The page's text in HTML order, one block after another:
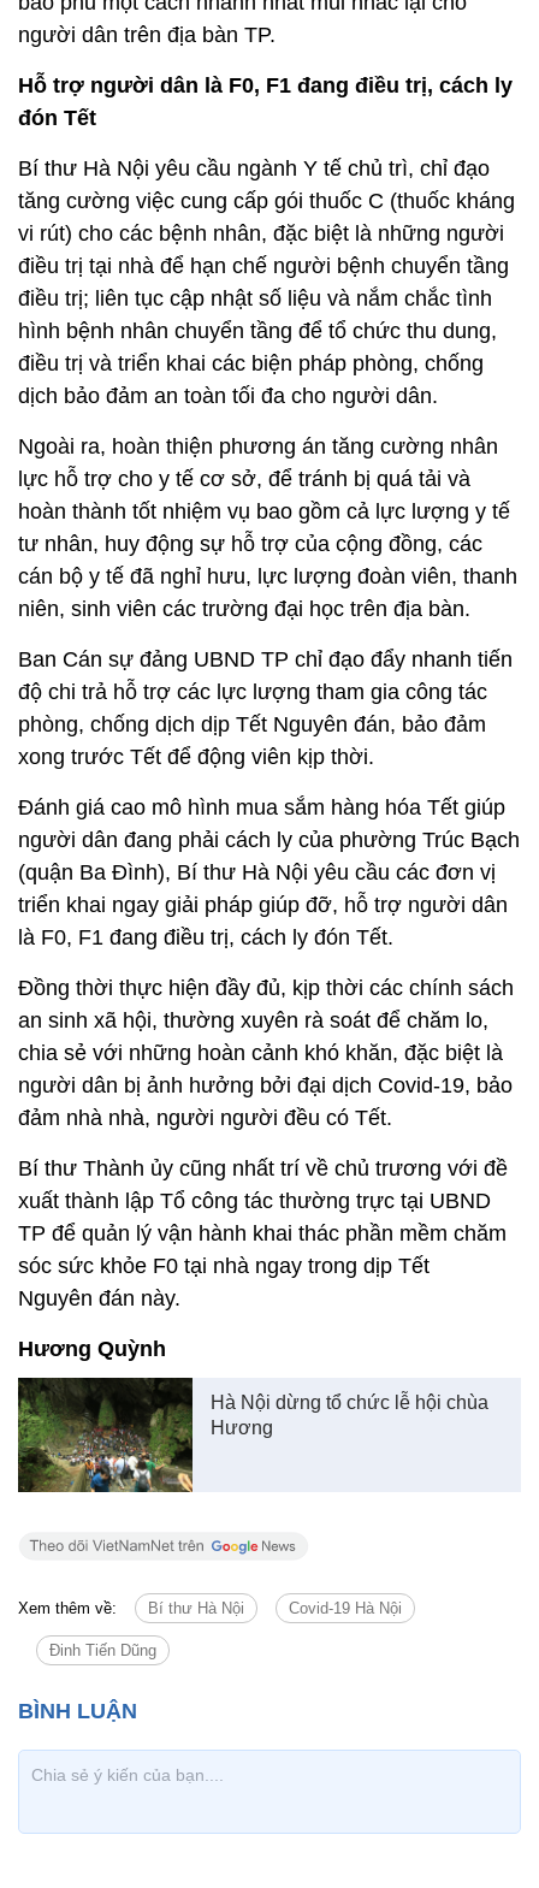
người dân trên địa bàn TP.
Hỗ trợ người dân là F0, F1 đang điều trị, cách ly
đón Tết
Bí thư Hà Nội yêu cầu ngành Y tế chủ trì, chỉ đạo
tăng cường việc cung cấp gói thuốc C (thuốc kháng
vi rút) cho các bệnh nhân, đặc biệt là những người
điều trị tại nhà để hạn chế người bệnh chuyển tầng
điều trị; liên tục cập nhật số liệu và nắm chắc tình
hình bệnh nhân chuyển tầng để tổ chức thu dung,
điều trị và triển khai các biện pháp phòng, chống
dịch bảo đảm an toàn tối đa cho người dân.
Ngoài ra, hoàn thiện phương án tăng cường nhân
lực hỗ trợ cho y tế cơ sở, để tránh bị quá tải và
hoàn thành tốt nhiệm vụ bao gồm cả lực lượng y tế
tư nhân, huy động sự hỗ trợ của cộng đồng, các
cán bộ y tế đã nghỉ hưu, lực lượng đoàn viên, thanh
niên, sinh viên các trường đại học trên địa bàn.
Ban Cán sự đảng UBND TP chỉ đạo đẩy nhanh tiến
độ chi trả hỗ trợ các lực lượng tham gia công tác
phòng, chống dịch dịp Tết Nguyên đán, bảo đảm
xong trước Tết để động viên kịp thời.
Đánh giá cao mô hình mua sắm hàng hóa Tết giúp
người dân đang phải cách ly của phường Trúc Bạch
(quận Ba Đình), Bí thư Hà Nội yêu cầu các đơn vị
triển khai ngay giải pháp giúp đỡ, hỗ trợ người dân
là F0, F1 đang điều trị, cách ly đón Tết.
Đồng thời thực hiện đầy đủ, kịp thời các chính sách
an sinh xã hội, thường xuyên rà soát để chăm lo,
chia sẻ với những hoàn cảnh khó khăn, đặc biệt là
người dân bị ảnh hưởng bởi đại dịch Covid-19, bảo
đảm nhà nhà, người người đều có Tết.
Bí thư Thành ủy cũng nhất trí về chủ trương với đề
xuất thành lập Tổ công tác thường trực tại UBND
TP để quản lý vận hành khai thác phần mềm chăm
sóc sức khỏe F0 tại nhà ngay trong dịp Tết
Nguyên đán này.
Hương Quỳnh
Hà Nội dừng tổ chức lễ hội chùa
Hương
Xem thêm về: Bí thư Hà Nội Covid-19 Hà Nội
Đinh Tiến Dũng